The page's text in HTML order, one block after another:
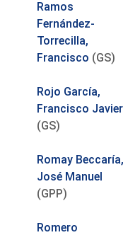
Ramos
Fernández-
Torrecilla,
Francisco (GS)
Rojo García,
Francisco Javier
(GS)
Romay Beccaría,
José Manuel
(GPP)
Romero